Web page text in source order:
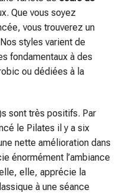
Que vous soyez
vous trouverez un
styles varient de
fondamentaux à des
ou dédiées à la
sont très positifs. Par
le Pilates il y a six
nette amélioration dans
énormément l’ambiance
elle, apprécie la
à une séance